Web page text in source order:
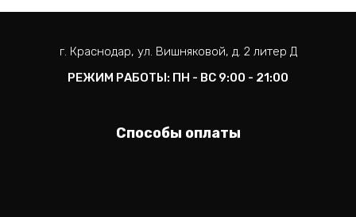
г. Краснодар, ул. Вишняковой, д. 2 литер Д
РЕЖИМ РАБОТЫ: ПН - ВС 9:00 - 21:00
Способы оплаты